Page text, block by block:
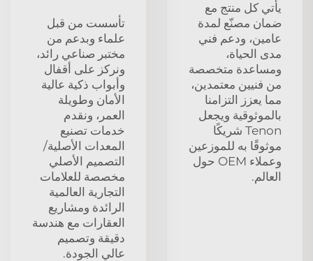
يأتي كل منتج مع
ضمان مصنّع لمدة
عامين، ودعم فني
مدى الحياة،
ومساعدة متخصصة
من فنيين معتمدين،
مما يعزز التزامنا
بالموثوقية ويجعل
Tenon شريكًا
موثوقًا به للموزعين
وعملاء OEM حول
العالم.
تأسست من قبل
علماء وبدعم من
مختبر صناعي رائد،
ونركز على أقفال
وأبواب ذكية عالية
الأمان وطويلة
العمر، ونقدم
خدمات تصنيع
المعدات الأصلية/
التصميم الأصلي
مخصصة للعلامات
التجارية العالمية
الرائدة ومشاريع
العقارات مع هندسة
دقيقة وتصميم
عالي الجودة.